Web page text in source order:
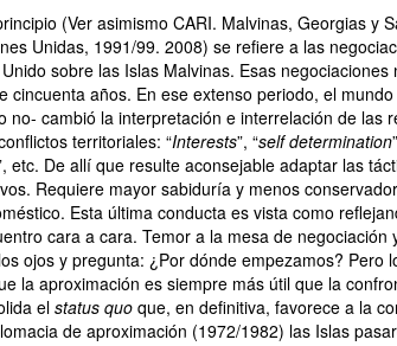
(Ver asimismo CARI. Malvinas, Georgias y
Unidas, 1991/99. 2008) se refiere a las
sobre las Islas Malvinas. Esas negociaciones
cincuenta años. En ese extenso periodo, el
no- cambió la interpretación e interrelación de las
territoriales: “Interests”, “self determination
etc. De allí que resulte aconsejable adaptar las
Requiere mayor sabiduría y menos
Esta última conducta es vista como
cara a cara. Temor a la mesa de negociación
ojos y pregunta: ¿Por dónde empezamos? Pero
la aproximación es siempre más útil que la
el status quo que, en definitiva, favorece a la
de aproximación (1972/1982) las Islas